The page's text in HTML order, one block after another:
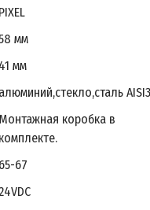
PIXEL
мм
41 мм
алюминий,стекло,сталь
Монтажная коробка в
комплекте.
65-67
24VDC